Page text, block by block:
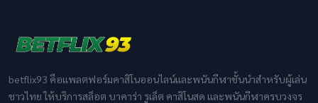
betflix93 คือแพลตฟอร์มคาสิโนออนไลน์และพนันกีฬาชั้นนำสำหรับผู้เล่น
ชาวไทย ให้บริการสล็อต บาคาร่า รูเล็ต คาสิโนสด และพนันกีฬาครบวงจร